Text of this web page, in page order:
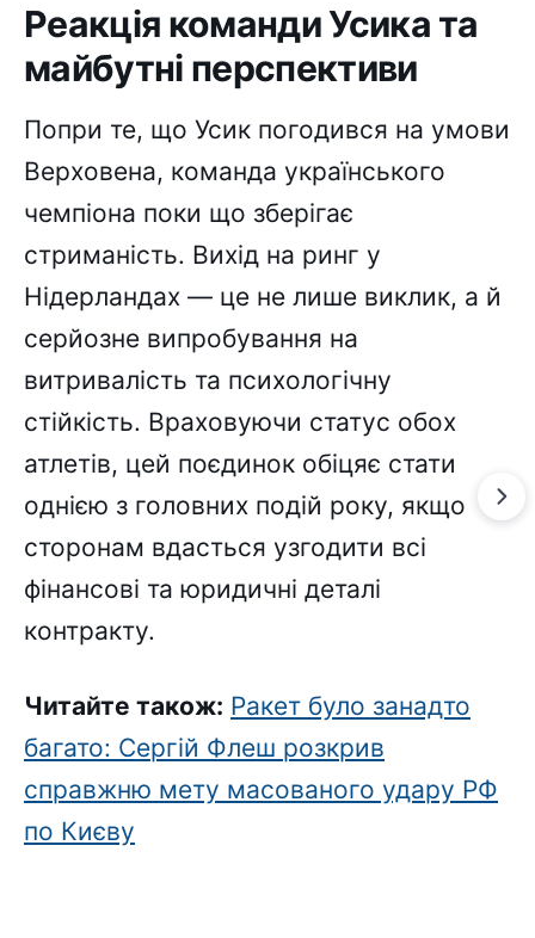
Реакція команди Усика та
майбутні перспективи
Попри те, що Усик погодився на умови
Верховена, команда українського
чемпіона поки що зберігає
стриманість. Вихід на ринг у
Нідерландах — це не лише виклик, а й
серйозне випробування на
витривалість та психологічну
стійкість. Враховуючи статус обох
атлетів, цей поєдинок обіцяє стати
однією з головних подій року, якщо
сторонам вдасться узгодити всі
фінансові та юридичні деталі
контракту.
Читайте також: Ракет було занадто
багато: Сергій Флеш розкрив
справжню мету масованого удару РФ
по Києву